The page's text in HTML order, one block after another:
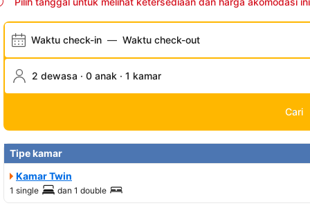
Waktu check-in — Waktu check-out
2 dewasa · 0 anak · 1 kamar
Cari
Tipe kamar
Kamar Twin
1 single dan 1 double